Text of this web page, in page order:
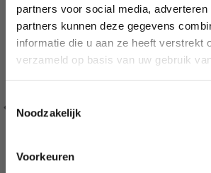
partners voor social media,
partners kunnen deze gegevens
informatie die u aan ze heeft verstrekt
verzameld op basis van uw gebruik
Noodzakelijk
Voorkeuren
Économisez
Soyez le premier à connaître